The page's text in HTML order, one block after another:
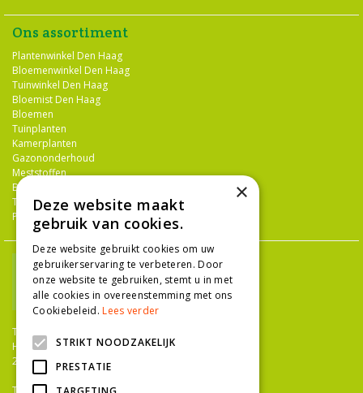
Ons assortiment
Plantenwinkel Den Haag
Bloemenwinkel Den Haag
Tuinwinkel Den Haag
Bloemist Den Haag
Bloemen
Tuinplanten
Kamerplanten
Gazononderhoud
Meststoffen
Bestrijdingsmiddelen
Tuingereedschap
Potterie
TUINCENTRUM NIEUW-HANENBURG
Hanenburglaan 266
2565 HC Den Haag
T. 070 36 052 92
×
Deze website maakt
gebruik van cookies.
Deze website gebruikt cookies om uw
gebruikerservaring te verbeteren. Door
onze website te gebruiken, stemt u in met
alle cookies in overeenstemming met ons
Cookiebeleid.Lees verder
STRIKT NOODZAKELIJK
PRESTATIE